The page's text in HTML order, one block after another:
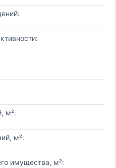
м²:
м²:
имущества, м²: